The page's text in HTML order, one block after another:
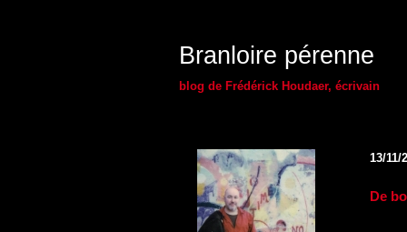
Branloire pérenne
blog de Frédérick Houdaer, écrivain
13/11/
De